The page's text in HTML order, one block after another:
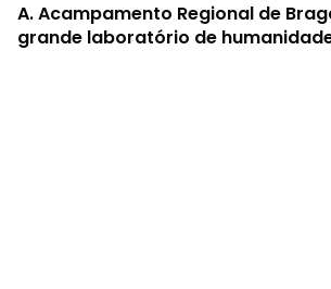
A.Acampamento Regional de
grande laboratório de